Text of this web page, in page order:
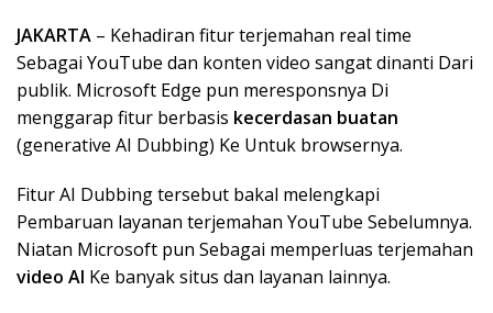
JAKARTA – Kehadiran fitur terjemahan real time
Sebagai YouTube dan konten video sangat dinanti Dari
publik. Microsoft Edge pun meresponsnya Di
menggarap fitur berbasis kecerdasan buatan
(generative AI Dubbing) Ke Untuk browsernya.
Fitur AI Dubbing tersebut bakal melengkapi
Pembaruan layanan terjemahan YouTube Sebelumnya.
Niatan Microsoft pun Sebagai memperluas terjemahan
video AI Ke banyak situs dan layanan lainnya.